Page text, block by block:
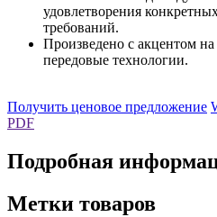
удовлетворения
требований.
Произведено с акцентом на
передовые технологии.
Получить ценовое предложение
PDF
Подробная
Метки товаров